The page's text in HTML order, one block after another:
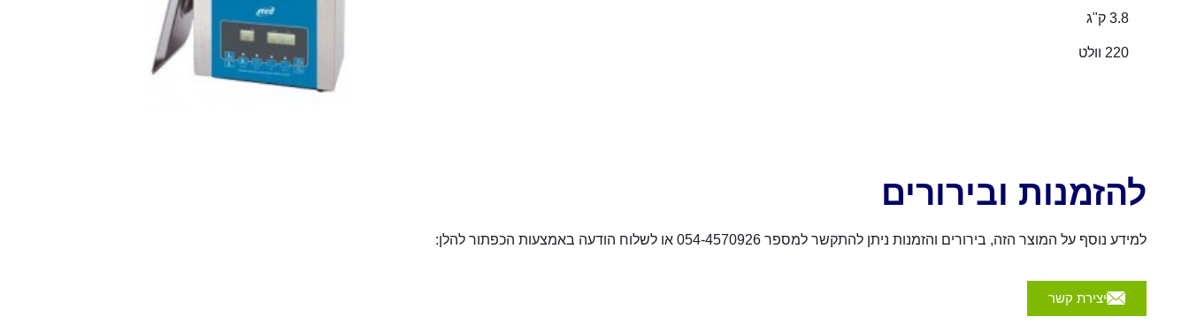
3.8 ק"ג
220 וולט
להזמנות ובירורים
למידע נוסף על המוצר הזה, בירורים והזמנות ניתן להתקשר למספר 054-4570926 או לשלוח הודעה באמצעות הכפתור להלן:
יצירת קשר